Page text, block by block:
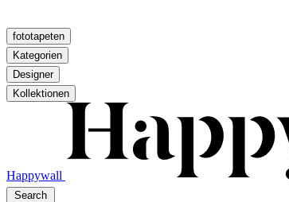
fototapeten
Kategorien
Designer
Kollektionen
Happywall
Search